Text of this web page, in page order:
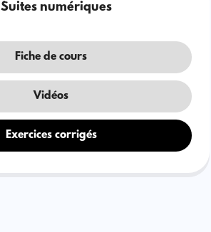
Suites numériques
Fiche de cours
Vidéos
Exercices corrigés